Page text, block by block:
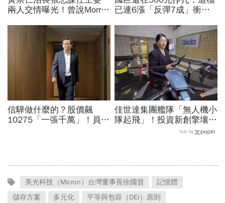
兩人交情曝光！曾說Morris
我！遺屬發聲「明年定要配
已連6漲「反彈7成」衝千
還有5成空間
信驊做什麼的？股價飆
10275「一張千萬」！員工
佳世達集團艦隊「無人機小
隊起飛」！投資新創擎壤、
翔隆，總座親督軍養大精
Ads by
美光科技（Micron）台灣董事長徐國晉
記憶體
儲存方案
多元化 平等與包容（DEI）原則